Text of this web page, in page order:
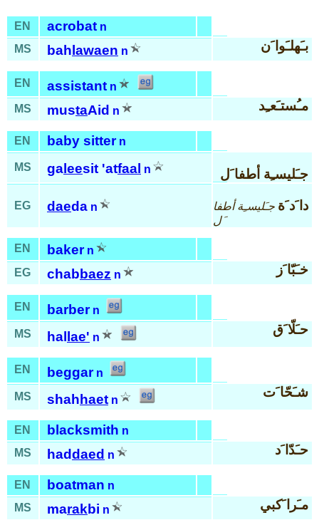
EN acrobat n
MS
bah lawaen n بـَهلـَوا َن
EN assistant n
MS
mustaAid n مـُستـَعـِد
EN baby sitter n
MS ga leesit 'atfaal n جـَليسـِة أطفا َل
EG daeda n دا َد َة جـَليسـِة أطفا
َل
EN baker n
EG
chabbaez n خـَبّا َز
EN barber n
MS
hal lae' n
حـَلّا َق
EN beggar n
MS
shahhaet n
شـَحّا َت
EN blacksmith n
MS
haddaed n حـَدّا َد
EN boatman n
MS
marakbi n مـَرا َكبي